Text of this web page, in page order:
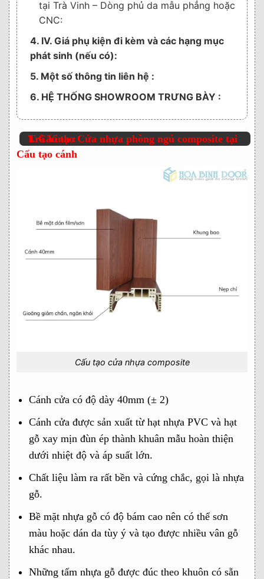
tại Trà Vinh – Dòng phủ da mẫu phẳng hoặc
CNC:
4. IV. Giá phụ kiện đi kèm và các hạng mục
phát sinh (nếu có):
5. Một số thông tin liên hệ :
6. HỆ THỐNG SHOWROOM TRƯNG BÀY :
I. Cấu tạo Cửa nhựa phòng ngủ composite tại Trà Vinh :
Cấu tạo cánh
Cấu tạo cửa nhựa composite
Cánh cửa có độ dày 40mm (± 2)
Cánh cửa được sản xuất từ hạt nhựa PVC và hạt
gỗ xay mịn đùn ép thành khuân mẫu hoàn thiện
dưới nhiệt độ và áp suất lớn.
Chất liệu làm ra rất bền và cứng chắc, gọi là nhựa
gỗ.
Bề mặt nhựa gỗ có độ bám cao nên có thể sơn
màu hoặc dán da tùy ý và tạo được nhiều vân gỗ
khác nhau.
Những tấm nhựa gỗ được đúc theo khuôn có sẵn